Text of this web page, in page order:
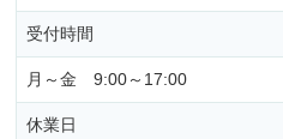
受付時間
月～金 9:00～17:00
休業日